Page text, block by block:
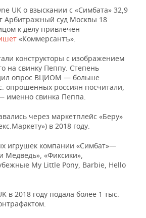
UK о взыскании с «Симбата» 32,9
Арбитражный суд Москвы 18
к делу привлечен
«Коммерсантъ».
конструкторы с изображением
на свинку Пеппу. Степень
опрос ВЦИОМ — больше
опрошенных россиян посчитали,
именно свинка Пеппа.
через маркетплейс «Беру»
в 2018 году.
игрушек компании «Симбат»—
Медведь», «Фиксики»,
My Little Pony, Barbie, Hello
в 2018 году подала более 1 тыс.